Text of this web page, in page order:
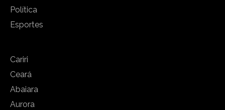
Política
Esportes
Cariri
Ceará
Abaiara
Aurora